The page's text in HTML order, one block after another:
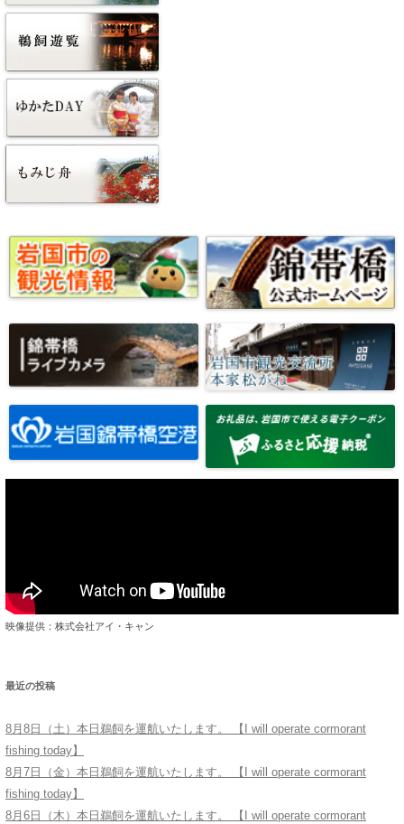
映像提供：株式会社アイ・キャン
最近の投稿
8月8日（土）本日鵜飼を運航いたします。 【I will operate cormorant
fishing today】
8月7日（金）本日鵜飼を運航いたします。 【I will operate cormorant
fishing today】
8月6日（木）本日鵜飼を運航いたします。 【I will operate cormorant